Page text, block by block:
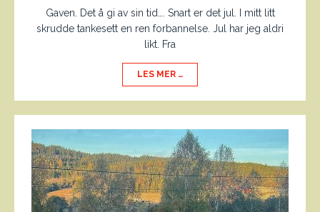
Gaven. Det å gi av sin tid…. Snart er det jul. I mitt litt
skrudde tankesett en ren forbannelse. Jul har jeg aldri
likt. Fra
LES MER …